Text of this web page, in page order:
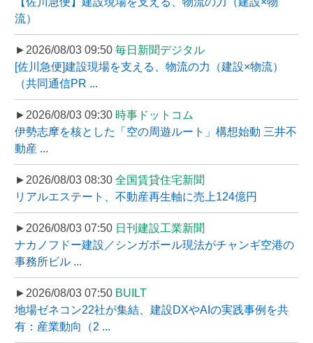
流）
►2026/08/03 09:50 毎日新聞デジタル
[佐川急便]建設現場を支える、物流の力（建設×物流）
（共同通信PR ...
►2026/08/03 09:30 時事ドットコム
伊勢志摩を核とした「空の周遊ルート」構想始動 三井不
動産 ...
►2026/08/03 08:30 全国賃貸住宅新聞
リアルエステート、不動産再生軸に売上124億円
►2026/08/03 07:50 日刊建設工業新聞
ナカノフドー建設／シンガポール現法がチャンギ空港の
事務所ビル ...
►2026/08/03 07:50 BUILT
地場ゼネコン22社が集結、建設DXやAIの実践事例を共
有：産業動向（2 ...